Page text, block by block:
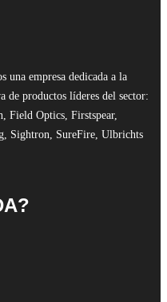
una empresa dedicada a la
de productos líderes del sector:
Field Optics, Firstspear,
Sightron, SureFire, Ulbrichts